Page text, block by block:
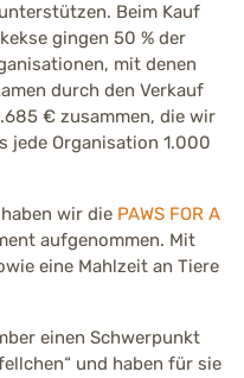
Beim Kauf
gingen 50 % der
mit denen
durch den Verkauf
€ zusammen, die wir
jede Organisation 1.000
wir die PAWS FOR A
aufgenommen. Mit
eine Mahlzeit an Tiere
einen Schwerpunkt
und haben für sie